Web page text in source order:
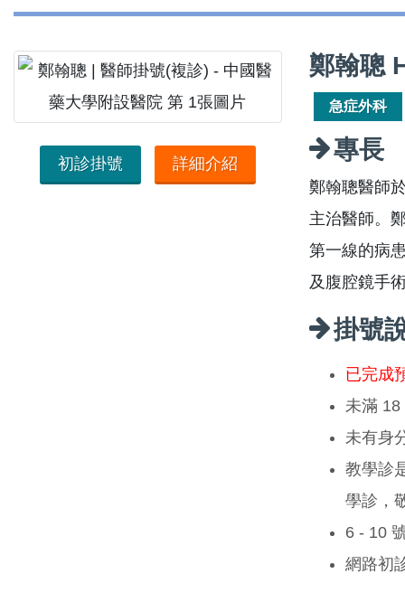
初診掛號 詳細介紹
鄭翰聰
急症外科
專長
鄭翰聰醫師
主治醫師。
第一線的病
及腹腔鏡手
掛號
已完成
未滿 18
未有身
教學診
學診，
6 - 10
網路初